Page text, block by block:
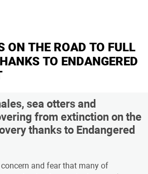
ON THE ROAD TO FULL
TO ENDANGERED
sea otters and
from extinction on the
thanks to Endangered
and fear that many of